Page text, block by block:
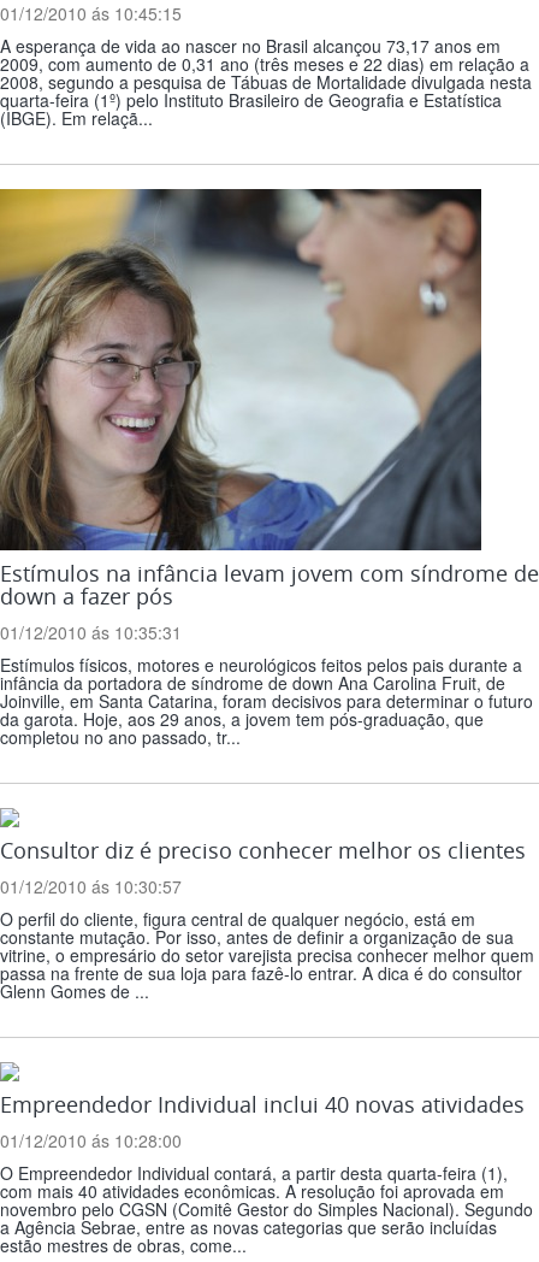
01/12/2010 ás 10:45:15
A esperança de vida ao nascer no Brasil alcançou 73,17 anos em
2009, com aumento de 0,31 ano (três meses e 22 dias) em relação a
2008, segundo a pesquisa de Tábuas de Mortalidade divulgada nesta
quarta-feira (1º) pelo Instituto Brasileiro de Geografia e Estatística
(IBGE). Em relaçã...
Estímulos na infância levam jovem com síndrome de
down a fazer pós
01/12/2010 ás 10:35:31
Estímulos físicos, motores e neurológicos feitos pelos pais durante a
infância da portadora de síndrome de down Ana Carolina Fruit, de
Joinville, em Santa Catarina, foram decisivos para determinar o futuro
da garota. Hoje, aos 29 anos, a jovem tem pós-graduação, que
completou no ano passado, tr...
Consultor diz é preciso conhecer melhor os clientes
01/12/2010 ás 10:30:57
O perfil do cliente, figura central de qualquer negócio, está em
constante mutação. Por isso, antes de definir a organização de sua
vitrine, o empresário do setor varejista precisa conhecer melhor quem
passa na frente de sua loja para fazê-lo entrar. A dica é do consultor
Glenn Gomes de ...
Empreendedor Individual inclui 40 novas atividades
01/12/2010 ás 10:28:00
O Empreendedor Individual contará, a partir desta quarta-feira (1),
com mais 40 atividades econômicas. A resolução foi aprovada em
novembro pelo CGSN (Comitê Gestor do Simples Nacional). Segundo
a Agência Sebrae, entre as novas categorias que serão incluídas
estão mestres de obras, come...